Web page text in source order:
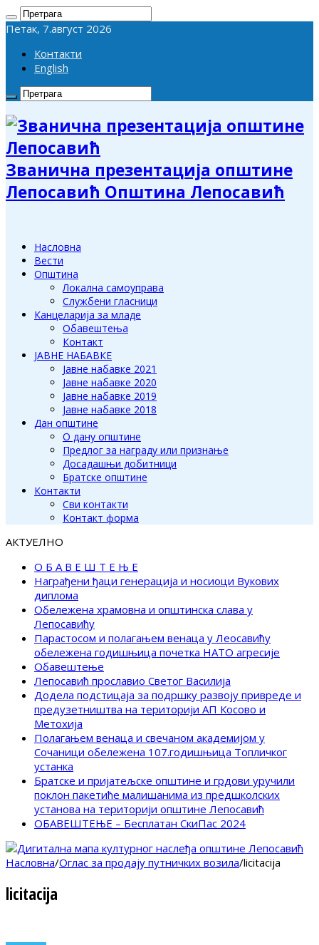
Петак, 7.август 2026
Контакти
English
Званична презентација општине
Лепосавић Општина Лепосавић
Насловна
Вести
Општина
Локална самоуправа
Службени гласници
Канцеларија за младе
Обавештења
Контакт
ЈАВНЕ НАБАВКЕ
Јавне набавке 2021
Јавне набавке 2020
Јавне набавке 2019
Јавне набавке 2018
Дан општине
О дану општине
Предлог за награду или признање
Досадашњи добитници
Братске општине
Контакти
Сви контакти
Контакт форма
АКТУЕЛНО
О Б А В Е Ш Т Е Њ Е
Награђени ђаци генерација и носиоци Вукових
диплома
Обележена храмовна и општинска слава у
Лепосавићу
Парастосом и полагањем венаца у Леосавићу
обележена годишњица почетка НАТО агресије
Обавештење
Лепосавић прославио Светог Василија
Додела подстицаја за подршку развоју привреде и
предузетништва на територији АП Косово и
Метохија
Полагањем венаца и свечаном академијом у
Сочаници обележена 107.годишњица Топличког
устанка
Братске и пријатељске општине и грдови уручили
поклон пакетиће малишанима из предшколских
установа на територији општине Лепосавић
ОБАВЕШТЕЊЕ – Бесплатан СкиПас 2024
Насловна/Оглас за продају путничких возила/licitacija
licitacija